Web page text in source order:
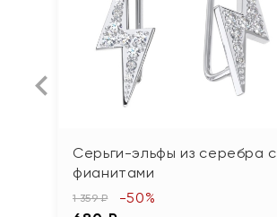
Серьги-эльфы из серебра с
фианитами
1 359 ₽ -50%